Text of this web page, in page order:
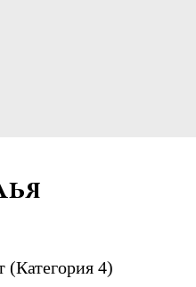
(Категория 4)